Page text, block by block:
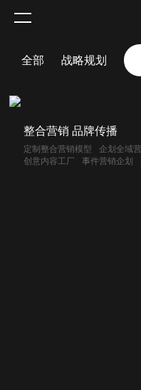
整合营销 品牌传播
定制整合营销模型 企划全域
创意内容工厂
事件营销企划
全部 战略规划